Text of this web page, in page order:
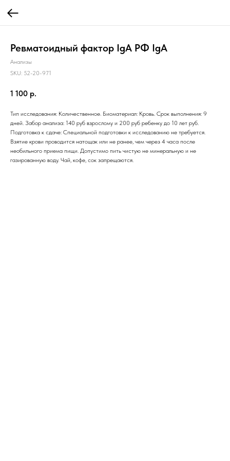
Ревматоидный фактор IgA РФ IgA
Анализы
SKU: 52-20-971
1 100 р.
Тип исследования: Количественное. Биоматериал: Кровь. Срок выполнения: 9
дней. Забор анализа: 140 руб взрослому и 200 руб ребенку до 10 лет руб.
Подготовка к сдаче: Специальной подготовки к исследованию не требуется.
Взятие крови проводится натощак или не ранее, чем через 4 часа после
необильного приема пищи. Допустимо пить чистую не минеральную и не
газированную воду. Чай, кофе, сок запрещаются.